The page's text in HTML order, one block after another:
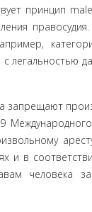
принцип
легальностью
запрещают
и в
человека